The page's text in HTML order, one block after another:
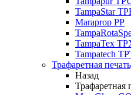
TampaStar
Maraprop PP
TampaTex
Tampatech
Трафаретная
Назад
Трафаретная